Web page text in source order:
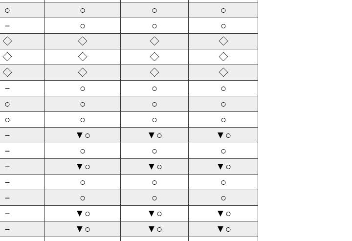
○ ○ ○ ○
－ ○ ○ ○
◇ ◇ ◇ ◇
◇ ◇ ◇ ◇
◇ ◇ ◇ ◇
－ ○ ○ ○
○ ○ ○ ○
○ ○ ○ ○
－ ▼○ ▼○ ▼○
－ ○ ○ ○
－ ▼○ ▼○ ▼○
－ ○ ○ ○
－ ○ ○ ○
－ ▼○ ▼○ ▼○
－ ▼○ ▼○
▼○